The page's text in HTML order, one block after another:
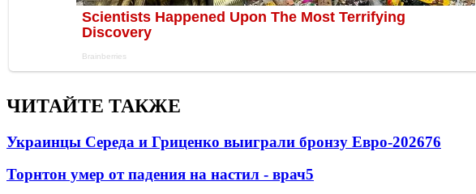
ЧИТАЙТЕ ТАКЖЕ
Украинцы Середа и Гриценко выиграли бронзу Евро-202676
Торнтон умер от падения на настил - врач5